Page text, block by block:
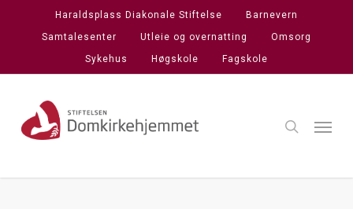
content
Haraldsplass Diakonale Stiftelse
Barnevern
Samtalesenter
Utleie og overnatting
Omsorg
Sykehus
Høgskole Fagskole
Menu